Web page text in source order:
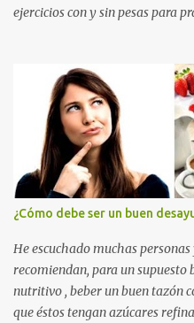
ejercicios con y sin pesas para
grasa y tener un abdomen
tonificar tus músculos y darle
a tus nalgas y a tus piernas
ejercicios que te muestro más
grasa corporal para
cuerpo sin celulitis, te
entrenamiento para mujeres
ENTRENA DURO Y NO COMO
GLÚTEOS MÁS GRANDES,
ABDOMEN FITNESS
mejor rutina...
¿Cómo debe ser un buen
He escuchado muchas
recomiendan, para un supuesto
nutritivo , beber un buen tazón
que éstos tengan azúcares